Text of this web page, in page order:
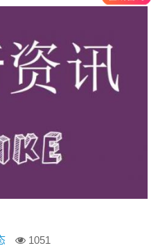
功能目前已逐步开放，预计7
1051